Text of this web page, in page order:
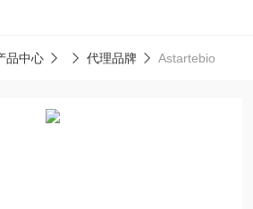
品中心 代理品牌 Astartebio